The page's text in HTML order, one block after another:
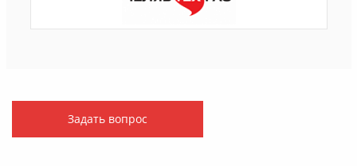
Задать вопрос